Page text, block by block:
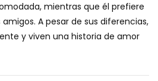
mientras que él prefiere
A pesar de sus diferencias,
y viven una historia de amor